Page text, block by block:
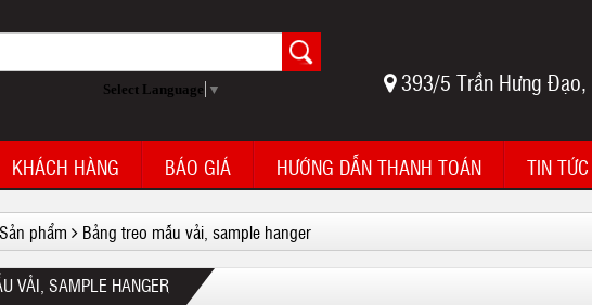
Select Language ▼
393/5 Trần Hưng Đạo,
KHÁCH HÀNG BÁO GIÁ HƯỚNG DẪN THANH TOÁN TIN TỨC
Sản phẩm Bảng treo mẫu vải, sample hanger
VẢI, SAMPLE HANGER